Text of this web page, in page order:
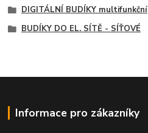
DIGITÁLNÍ BUDÍKY multifunkční
BUDÍKY DO EL. SÍTĚ - SÍŤOVÉ
Informace pro zákazníky